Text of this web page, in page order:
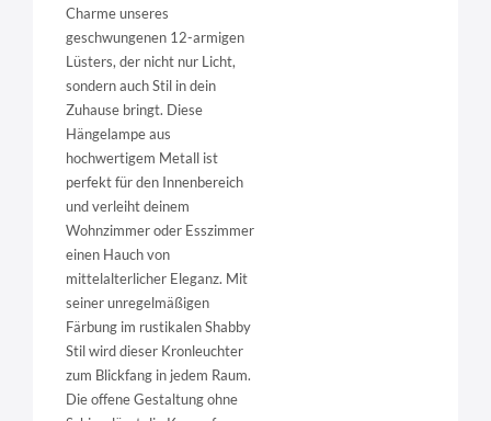
Charme unseres
geschwungenen 12-armigen
Lüsters, der nicht nur Licht,
sondern auch Stil in dein
Zuhause bringt. Diese
Hängelampe aus
hochwertigem Metall ist
perfekt für den Innenbereich
und verleiht deinem
Wohnzimmer oder Esszimmer
einen Hauch von
mittelalterlicher Eleganz. Mit
seiner unregelmäßigen
Färbung im rustikalen Shabby
Stil wird dieser Kronleuchter
zum Blickfang in jedem Raum.
Die offene Gestaltung ohne